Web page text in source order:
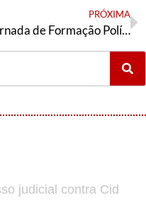
PRÓXIMA
Jornada de Formação Política Feminista com Jandyra Uehara
judicial contra Cid